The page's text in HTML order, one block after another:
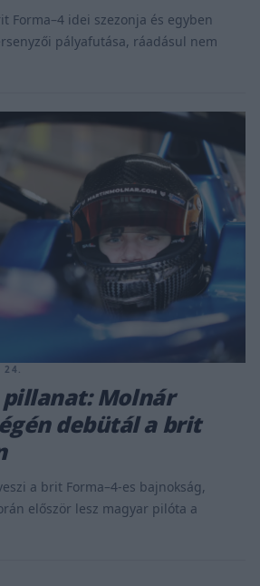
Forma–4 idei szezonja és egyben
pályafutása, ráadásul nem
24.
Molnár
debütál a brit
a brit Forma–4-es bajnokság,
először lesz magyar pilóta a